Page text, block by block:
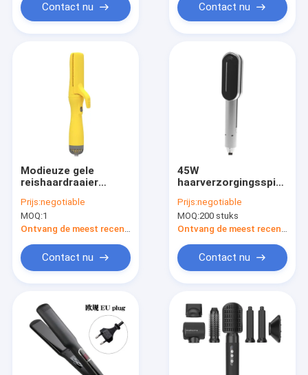
Producten
Over ons
Contact nu Contact nu
Modieuze gele
reishaardraaier
Ionische blow droger
Prijs:negotiable
MOQ:1
Ontvang de meest recente Prijs
Contact nu
45W
haarverzorgingsspiegel
Size Straightener
met snelle
verwarming
Prijs:negotiable
MOQ:200 stuks
Ontvang de meest recente Prijs
Contact nu